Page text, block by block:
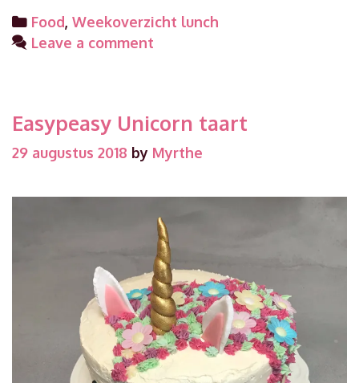
week
35
Categories
Food, Weekoverzicht lunch
Leave a comment
Easypeasy Unicorn taart
29 augustus 2018 by Myrthe